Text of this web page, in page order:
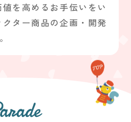
を高めるお手伝いをい
ター商品の企画・開発